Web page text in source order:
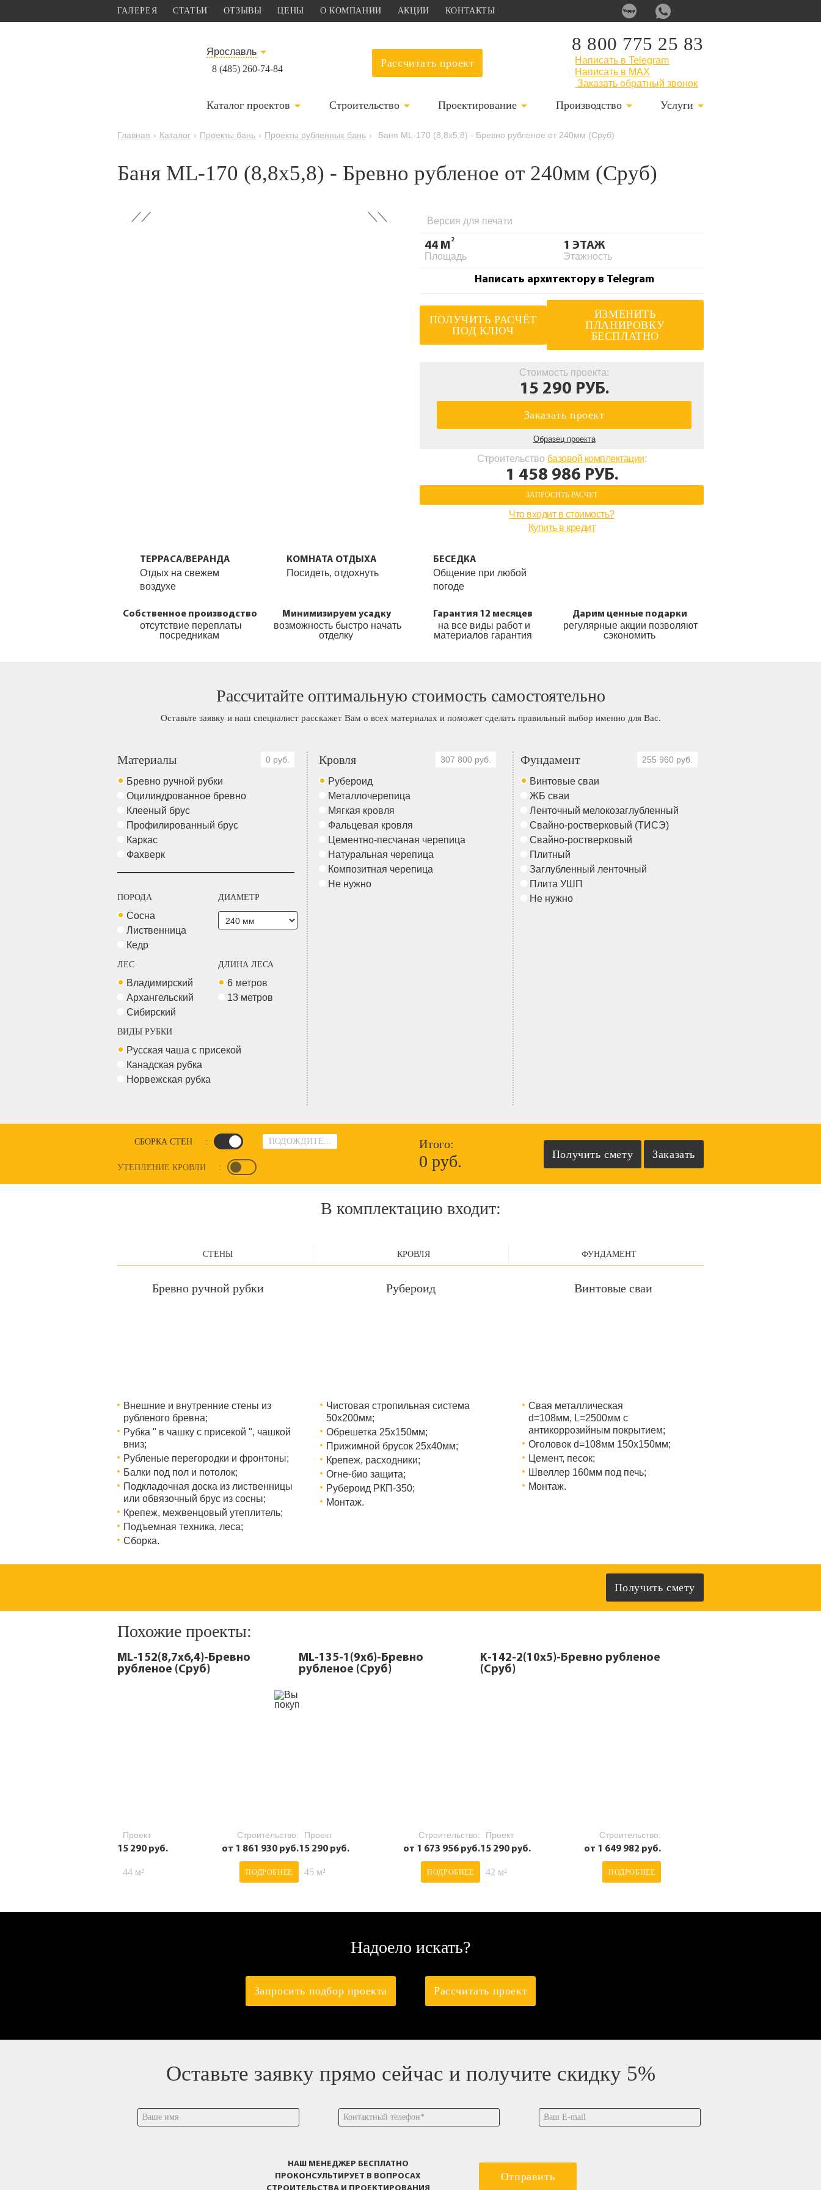
ГАЛЕРЕЯ СТАТЬИ ОТЗЫВЫ ЦЕНЫ О КОМПАНИИ АКЦИИ КОНТАКТЫ
Ярославль
8 (485) 260-74-84
Рассчитать проект
8 800 775 25 83
Написать в Telegram
Написать в MAX
Заказать обратный звонок
Каталог проектов Строительство Проектирование Производство Услуги
Главная › Каталог › Проекты бань › Проекты рубленных бань › Баня ML-170 (8,8x5,8) - Бревно рубленое от 240мм (Сруб)
Баня ML-170 (8,8x5,8) - Бревно рубленое от 240мм (Сруб)
‹ › Версия для печати
44 М2
Площадь
1 ЭТАЖ
Этажность
Написать архитектору в Telegram
ПОЛУЧИТЬ РАСЧЁТ
ПОД КЛЮЧ
ИЗМЕНИТЬ
ПЛАНИРОВКУ
БЕСПЛАТНО
Стоимость проекта:
15 290 РУБ.
Заказать проект
Образец проекта
Строительство базовой комплектации:
1 458 986 РУБ.
ЗАПРОСИТЬ РАСЧЕТ
Что входит в стоимость?
Купить в кредит
ТЕРРАСА/ВЕРАНДА
Отдых на свежем
воздухе
КОМНАТА ОТДЫХА
Посидеть, отдохнуть
БЕСЕДКА
Общение при любой
погоде
Собственное производство
отсутствие переплаты
посредникам
Минимизируем усадку
возможность быстро начать
отделку
Гарантия 12 месяцев
на все виды работ и
материалов гарантия
Дарим ценные подарки
регулярные акции позволяют
сэкономить
Рассчитайте оптимальную стоимость самостоятельно
Оставьте заявку и наш специалист расскажет Вам о всех материалах и поможет сделать правильный выбор именно для Вас.
Материалы 0 руб.
Бревно ручной рубки
Оцилиндрованное бревно
Клееный брус
Профилированный брус
Каркас
Фахверк
ПОРОДА
Сосна
Лиственница
Кедр
ДИАМЕТР
ЛЕС
Владимирский
Архангельский
Сибирский
ДЛИНА ЛЕСА
6 метров
13 метров
ВИДЫ РУБКИ
Русская чаша с присекой
Канадская рубка
Норвежская рубка
Кровля 307 800 руб.
Рубероид
Металлочерепица
Мягкая кровля
Фальцевая кровля
Цементно-песчаная черепица
Натуральная черепица
Композитная черепица
Не нужно
Фундамент 255 960 руб.
Винтовые сваи
ЖБ сваи
Ленточный мелокозаглубленный
Свайно-ростверковый (ТИСЭ)
Свайно-ростверковый
Плитный
Заглубленный ленточный
Плита УШП
Не нужно
ПОДОЖДИТЕ...
СБОРКА СТЕН :
УТЕПЛЕНИЕ КРОВЛИ :
Итого:
0 руб.
В комплектацию входит:
СТЕНЫ КРОВЛЯ ФУНДАМЕНТ
Бревно ручной рубки
Внешние и внутренние стены из
рубленого бревна;
Рубка " в чашку с присекой ", чашкой
вниз;
Рубленые перегородки и фронтоны;
Балки под пол и потолок;
Подкладочная доска из лиственницы
или обвязочный брус из сосны;
Крепеж, межвенцовый утеплитель;
Подъемная техника, леса;
Сборка.
Рубероид
Чистовая стропильная система
50х200мм;
Обрешетка 25х150мм;
Прижимной брусок 25х40мм;
Крепеж, расходники;
Огне-био защита;
Рубероид РКП-350;
Монтаж.
Винтовые сваи
Свая металлическая
d=108мм, L=2500мм с
антикоррозийным покрытием;
Оголовок d=108мм 150x150мм;
Цемент, песок;
Швеллер 160мм под печь;
Монтаж.
Получить смету
Похожие проекты:
ML-152(8,7х6,4)-Бревно
рубленое (Сруб)
Проект
15 290 руб.
Строительство:
от 1 861 930 руб.
44 м² ПОДРОБНЕЕ
ML-135-1(9х6)-Бревно
рубленое (Сруб)
Проект
15 290 руб.
Строительство:
от 1 673 956 руб.
45 м² ПОДРОБНЕЕ
K-142-2(10х5)-Бревно рубленое
(Сруб)
Проект
15 290 руб.
Строительство:
от 1 649 982 руб.
42 м² ПОДРОБНЕЕ
Надоело искать?
Запросить подбор проекта Рассчитать проект
Оставьте заявку прямо сейчас и получите скидку 5%
НАШ МЕНЕДЖЕР БЕСПЛАТНО
ПРОКОНСУЛЬТИРУЕТ В ВОПРОСАХ
Отправить